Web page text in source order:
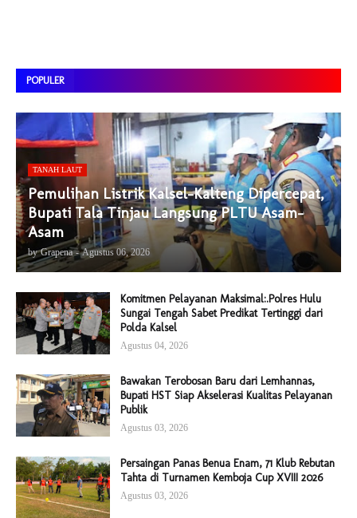
POPULER
TANAH LAUT
Pemulihan Listrik Kalsel-Kalteng Dipercepat,
Bupati Tala Tinjau Langsung PLTU Asam-
Asam
by Grapena - Agustus 06, 2026
Komitmen Pelayanan Maksimal:.Polres Hulu
Sungai Tengah Sabet Predikat Tertinggi dari
Polda Kalsel
Agustus 04, 2026
Bawakan Terobosan Baru dari Lemhannas,
Bupati HST Siap Akselerasi Kualitas Pelayanan
Publik
Agustus 03, 2026
Persaingan Panas Benua Enam, 71 Klub Rebutan
Tahta di Turnamen Kemboja Cup XVIII 2026
Agustus 03, 2026